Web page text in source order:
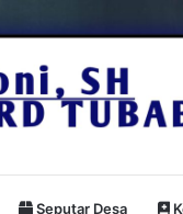
Seputar Desa